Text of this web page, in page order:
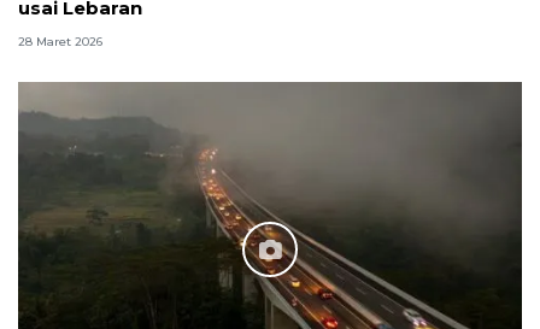
usai Lebaran
28 Maret 2026